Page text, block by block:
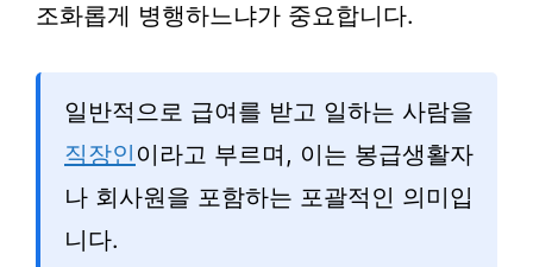
조화롭게 병행하느냐가 중요합니다.
일반적으로 급여를 받고 일하는 사람을
직장인 이라고 부르며, 이는 봉급생활자
나 회사원을 포함하는 포괄적인 의미입
니다.